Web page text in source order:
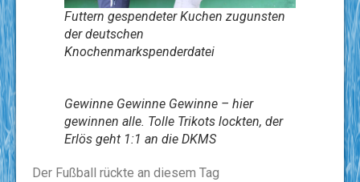
Futtern gespendeter Kuchen zugunsten
der deutschen
Knochenmarkspenderdatei
Gewinne Gewinne Gewinne – hier
gewinnen alle. Tolle Trikots lockten, der
Erlös geht 1:1 an die DKMS
Der Fußball rückte an diesem Tag